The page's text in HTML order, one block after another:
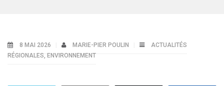
8 MAI 2026 MARIE-PIER POULIN
ACTUALITÉS
RÉGIONALES, ENVIRONNEMENT